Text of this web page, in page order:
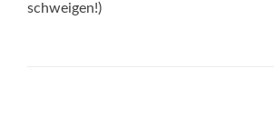
schweigen!)